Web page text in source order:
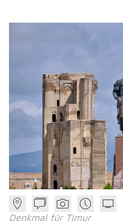
Denkmal für Timur